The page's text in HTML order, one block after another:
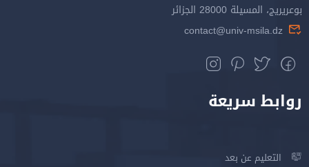
بوعريريج، المسيلة 28000 الجزائر
contact@univ-msila.dz
روابط سريعة
التعليم عن بعد